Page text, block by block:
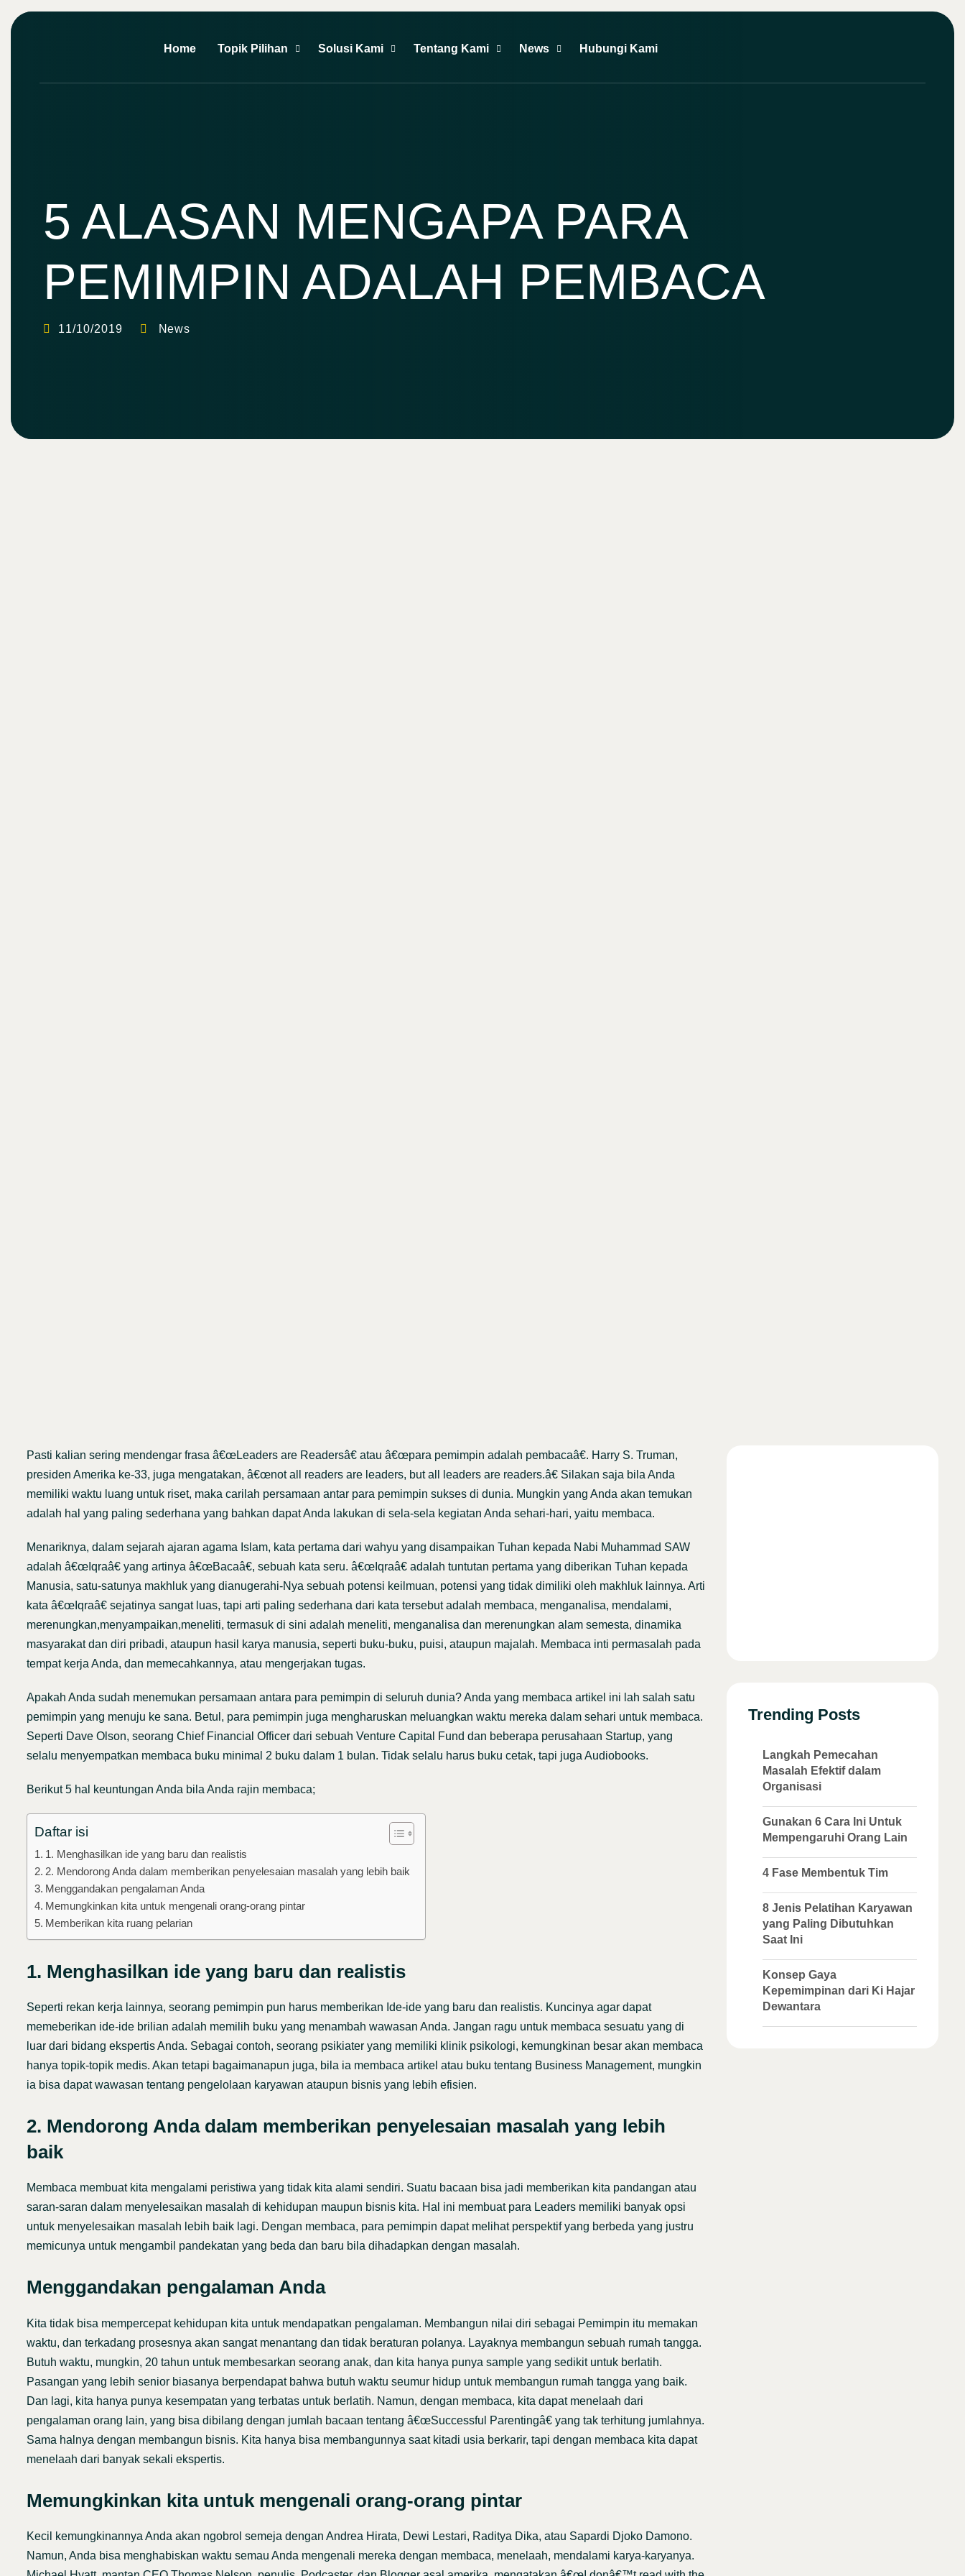
Home Topik Pilihan Solusi Kami Tentang Kami News Hubungi Kami
5 ALASAN MENGAPA PARA
PEMIMPIN ADALAH PEMBACA
11/10/2019 News
Pasti kalian sering mendengar frasa â€œLeaders are Readersâ€ atau â€œpara pemimpin adalah pembacaâ€. Harry S. Truman,
presiden Amerika ke-33, juga mengatakan, â€œnot all readers are leaders, but all leaders are readers.â€ Silakan saja bila Anda
memiliki waktu luang untuk riset, maka carilah persamaan antar para pemimpin sukses di dunia. Mungkin yang Anda akan temukan
adalah hal yang paling sederhana yang bahkan dapat Anda lakukan di sela-sela kegiatan Anda sehari-hari, yaitu membaca.
Menariknya, dalam sejarah ajaran agama Islam, kata pertama dari wahyu yang disampaikan Tuhan kepada Nabi Muhammad SAW
adalah â€œIqraâ€ yang artinya â€œBacaâ€, sebuah kata seru. â€œIqraâ€ adalah tuntutan pertama yang diberikan Tuhan kepada
Manusia, satu-satunya makhluk yang dianugerahi-Nya sebuah potensi keilmuan, potensi yang tidak dimiliki oleh makhluk lainnya. Arti
kata â€œIqraâ€ sejatinya sangat luas, tapi arti paling sederhana dari kata tersebut adalah membaca, menganalisa, mendalami,
merenungkan,menyampaikan,meneliti, termasuk di sini adalah meneliti, menganalisa dan merenungkan alam semesta, dinamika
masyarakat dan diri pribadi, ataupun hasil karya manusia, seperti buku-buku, puisi, ataupun majalah. Membaca inti permasalah pada
tempat kerja Anda, dan memecahkannya, atau mengerjakan tugas.
Apakah Anda sudah menemukan persamaan antara para pemimpin di seluruh dunia? Anda yang membaca artikel ini lah salah satu
pemimpin yang menuju ke sana. Betul, para pemimpin juga mengharuskan meluangkan waktu mereka dalam sehari untuk membaca.
Seperti Dave Olson, seorang Chief Financial Officer dari sebuah Venture Capital Fund dan beberapa perusahaan Startup, yang
selalu menyempatkan membaca buku minimal 2 buku dalam 1 bulan. Tidak selalu harus buku cetak, tapi juga Audiobooks.
Berikut 5 hal keuntungan Anda bila Anda rajin membaca;
Daftar isi
1. Menghasilkan ide yang baru dan realistis
2. Mendorong Anda dalam memberikan penyelesaian masalah yang lebih baik
Menggandakan pengalaman Anda
Memungkinkan kita untuk mengenali orang-orang pintar
Memberikan kita ruang pelarian
1. Menghasilkan ide yang baru dan realistis
Seperti rekan kerja lainnya, seorang pemimpin pun harus memberikan Ide-ide yang baru dan realistis. Kuncinya agar dapat
memeberikan ide-ide brilian adalah memilih buku yang menambah wawasan Anda. Jangan ragu untuk membaca sesuatu yang di
luar dari bidang ekspertis Anda. Sebagai contoh, seorang psikiater yang memiliki klinik psikologi, kemungkinan besar akan membaca
hanya topik-topik medis. Akan tetapi bagaimanapun juga, bila ia membaca artikel atau buku tentang Business Management, mungkin
ia bisa dapat wawasan tentang pengelolaan karyawan ataupun bisnis yang lebih efisien.
2. Mendorong Anda dalam memberikan penyelesaian masalah yang lebih
baik
Membaca membuat kita mengalami peristiwa yang tidak kita alami sendiri. Suatu bacaan bisa jadi memberikan kita pandangan atau
saran-saran dalam menyelesaikan masalah di kehidupan maupun bisnis kita. Hal ini membuat para Leaders memiliki banyak opsi
untuk menyelesaikan masalah lebih baik lagi. Dengan membaca, para pemimpin dapat melihat perspektif yang berbeda yang justru
memicunya untuk mengambil pandekatan yang beda dan baru bila dihadapkan dengan masalah.
Menggandakan pengalaman Anda
Kita tidak bisa mempercepat kehidupan kita untuk mendapatkan pengalaman. Membangun nilai diri sebagai Pemimpin itu memakan
waktu, dan terkadang prosesnya akan sangat menantang dan tidak beraturan polanya. Layaknya membangun sebuah rumah tangga.
Butuh waktu, mungkin, 20 tahun untuk membesarkan seorang anak, dan kita hanya punya sample yang sedikit untuk berlatih.
Pasangan yang lebih senior biasanya berpendapat bahwa butuh waktu seumur hidup untuk membangun rumah tangga yang baik.
Dan lagi, kita hanya punya kesempatan yang terbatas untuk berlatih. Namun, dengan membaca, kita dapat menelaah dari
pengalaman orang lain, yang bisa dibilang dengan jumlah bacaan tentang â€œSuccessful Parentingâ€ yang tak terhitung jumlahnya.
Sama halnya dengan membangun bisnis. Kita hanya bisa membangunnya saat kitadi usia berkarir, tapi dengan membaca kita dapat
menelaah dari banyak sekali ekspertis.
Memungkinkan kita untuk mengenali orang-orang pintar
Kecil kemungkinannya Anda akan ngobrol semeja dengan Andrea Hirata, Dewi Lestari, Raditya Dika, atau Sapardi Djoko Damono.
Namun, Anda bisa menghabiskan waktu semau Anda mengenali mereka dengan membaca, menelaah, mendalami karya-karyanya.
Trending Posts
Langkah Pemecahan
Masalah Efektif dalam
Organisasi
Gunakan 6 Cara Ini Untuk
Mempengaruhi Orang Lain
4 Fase Membentuk Tim
8 Jenis Pelatihan Karyawan
yang Paling Dibutuhkan
Saat Ini
Konsep Gaya
Kepemimpinan dari Ki Hajar
Dewantara